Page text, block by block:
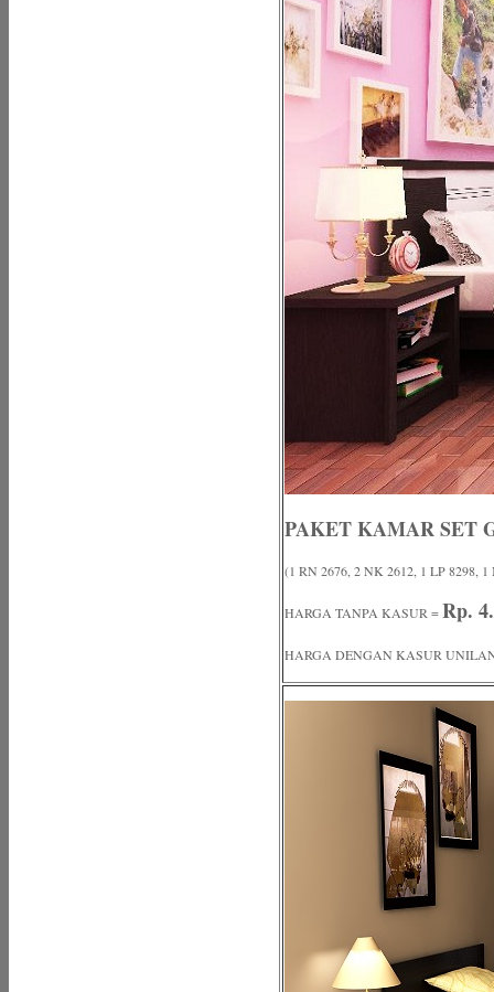
PAKET KAMAR SET
(1 RN 2676, 2 NK 2612, 1 LP 8298, 1
HARGA TANPA KASUR =Rp.
HARGA DENGAN KASUR